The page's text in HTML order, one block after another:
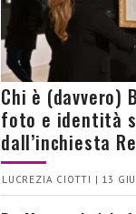
Chi è (davvero)
foto e identità
dall’inchiesta
LUCREZIA CIOTTI | 13